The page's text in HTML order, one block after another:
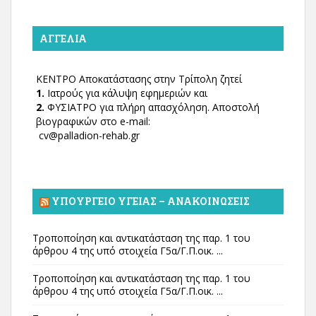
ΑΓΓΕΛΊΑ
ΚΕΝΤΡΟ Αποκατάστασης στην Τρίπολη ζητεί
1. Ιατρούς για κάλυψη εφημεριών και
2. ΦΥΣΙΑΤΡΟ για πλήρη απασχόληση. Αποστολή
βιογραφικών στο e-mail:
cv@palladion-rehab.gr
ΥΠΟΥΡΓΕΊΟ ΥΓΕΊΑΣ – ΑΝΑΚΟΙΝΏΣΕΙΣ
Τροποποίηση και αντικατάσταση της παρ. 1 του
άρθρου 4 της υπό στοιχεία Γ5α/Γ.Π.οικ. ...
Τροποποίηση και αντικατάσταση της παρ. 1 του
άρθρου 4 της υπό στοιχεία Γ5α/Γ.Π.οικ. ...